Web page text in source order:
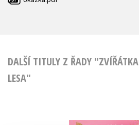
DALŠÍ TITULY Z ŘADY
LESA"